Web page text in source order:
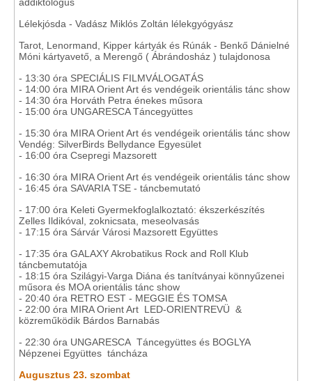
Lélekjósda - Vadász Miklós Zoltán lélekgyógyász
Tarot, Lenormand, Kipper kártyák és Rúnák - Benkő Dánielné
Móni kártyavető, a Merengő ( Ábrándosház ) tulajdonosa
- 13:30 óra SPECIÁLIS FILMVÁLOGATÁS
- 14:00 óra MIRA Orient Art és vendégeik orientális tánc show
- 14:30 óra Horváth Petra énekes műsora
- 15:00 óra UNGARESCA Táncegyüttes
- 15:30 óra MIRA Orient Art és vendégeik orientális tánc show
Vendég: SilverBirds Bellydance Egyesület
- 16:00 óra Csepregi Mazsorett
- 16:30 óra MIRA Orient Art és vendégeik orientális tánc show
- 16:45 óra SAVARIA TSE - táncbemutató
- 17:00 óra Keleti Gyermekfoglalkoztató: ékszerkészítés
Zelles Ildikóval, zoknicsata, meseolvasás
- 17:15 óra Sárvár Városi Mazsorett Együttes
- 17:35 óra GALAXY Akrobatikus Rock and Roll Klub
táncbemutatója
- 18:15 óra Szilágyi-Varga Diána és tanítványai könnyűzenei
műsora és MOA orientális tánc show
- 20:40 óra RETRO EST - MEGGIE ÉS TOMSA
- 22:00 óra MIRA Orient Art LED-ORIENTREVÜ &
közreműködik Bárdos Barnabás
- 22:30 óra UNGARESCA Táncegyüttes és BOGLYA
Népzenei Együttes táncháza
Augusztus 23. szombat